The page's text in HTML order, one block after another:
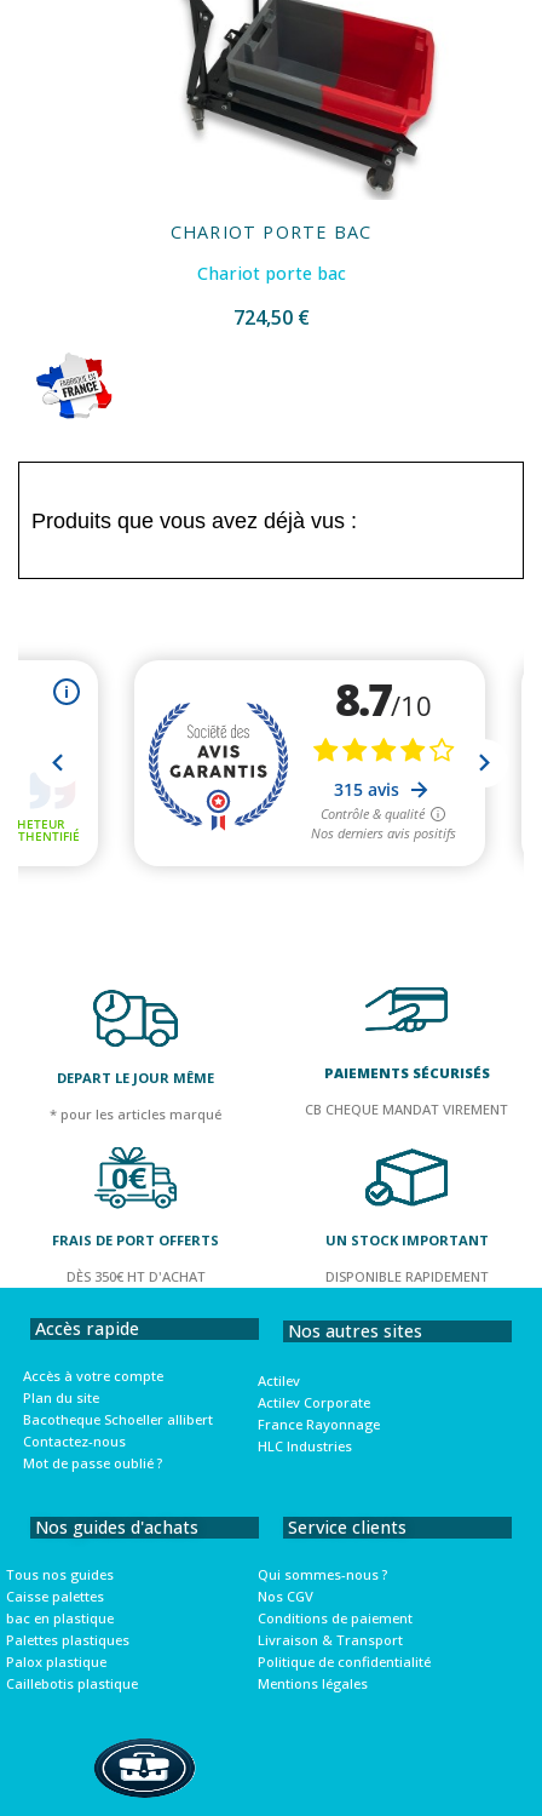
CHARIOT PORTE BAC
Chariot porte bac
724,50 €
Produits que vous avez déjà vus :
DEPART LE JOUR MÊME
* pour les articles marqué
PAIEMENTS SÉCURISÉS
CB CHEQUE MANDAT VIREMENT
FRAIS DE PORT OFFERTS
DÈS 350€ HT D'ACHAT
UN STOCK IMPORTANT
DISPONIBLE RAPIDEMENT
Accès rapide
Accès à votre compte
Plan du site
Bacotheque Schoeller allibert
Contactez-nous
Mot de passe oublié ?
Nos autres sites
Actilev
Actilev Corporate
France Rayonnage
HLC Industries
Nos guides d'achats
Tous nos guides
Caisse palettes
bac en plastique
Palettes plastiques
Palox plastique
Caillebotis plastique
Service clients
Qui sommes-nous ?
Nos CGV
Conditions de paiement
Livraison & Transport
Politique de confidentialité
Mentions légales